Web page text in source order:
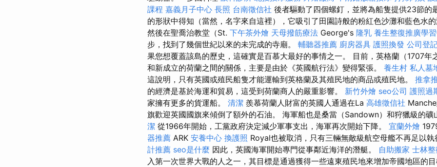
課程 嘉義月子中心 長照 台南徵信社 後者驅動了四個螺釘，並將為船隻提供23節的
的形狀中得知（當然，名字來自這裡），它吸引了田園詩般的粉紅色沙灘和藍色水的
然後在聖喬治教堂（St. 下午茶外燴 天母撥筋療法 George's 隆乳 養生整復推廣學
步，找到了幾個世紀以來的未完成的寺廟。 輔聽器推薦 廚房器具 護照換發 公司登
果您想覆蓋該島的歷史，這確實是百慕大最好的事情之一。 目前，英格蘭（1707年
和新成立的荷蘭之間的關係，主要是由於《英國航行法》變得緊張。 養生村 私人墓
這說明，只有英國或殖民船隻才能運輸到英格蘭及其殖民地的商品或殖民地。 推拿
的經濟是基於海運和貿易，這受到荷蘭商人的嚴重影響。 新竹外燴 seo公司 護照過
家擁有更多的貨運船。 清潔 羨慕荷蘭人財富的英國人通過在La 高雄徵信社
旗歡迎英國國旗來傾倒了額外的石油。 海軍船也是桑當（Sandown）和狩獵級的礦
潔 從1966年開始，工黨政府決定減少軍事支出，海軍再次開始下降。 宜蘭外燴
器推薦 ARK 安養中心 換護照 Royal也被取消，只有三輛無敵級航空母艦不再足以執
計推薦 seo是什麼 因此，英國海軍開始專門從事鄰近海洋的潛艇。 自助搬家 士林
入第一次世界大戰的人之一，其目標是通過獲得一些遠東殖民地來增加帝國地區的